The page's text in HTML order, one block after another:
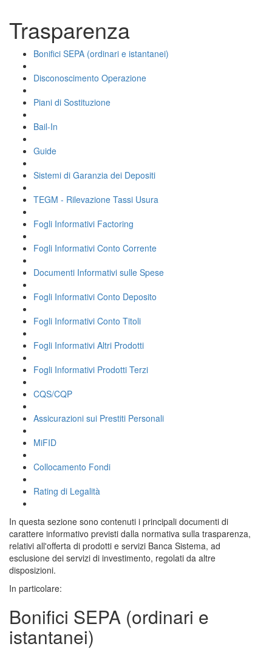
Trasparenza
Bonifici SEPA (ordinari e istantanei)
Disconoscimento Operazione
Piani di Sostituzione
Bail-In
Guide
Sistemi di Garanzia dei Depositi
TEGM - Rilevazione Tassi Usura
Fogli Informativi Factoring
Fogli Informativi Conto Corrente
Documenti Informativi sulle Spese
Fogli Informativi Conto Deposito
Fogli Informativi Conto Titoli
Fogli Informativi Altri Prodotti
Fogli Informativi Prodotti Terzi
CQS/CQP
Assicurazioni sui Prestiti Personali
MiFID
Collocamento Fondi
Rating di Legalità
In questa sezione sono contenuti i principali documenti di
carattere informativo previsti dalla normativa sulla trasparenza,
relativi all'offerta di prodotti e servizi Banca Sistema, ad
esclusione dei servizi di investimento, regolati da altre
disposizioni.
In particolare:
Bonifici SEPA (ordinari e
istantanei)